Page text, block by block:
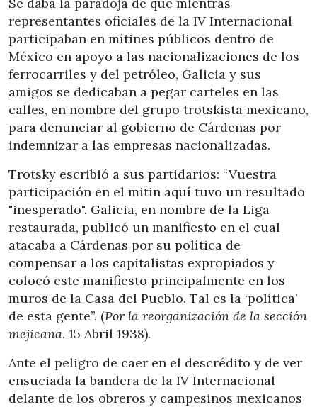
representantes oficiales de la IV Internacional
participaban en mítines públicos dentro de
México en apoyo a las nacionalizaciones de los
ferrocarriles y del petróleo, Galicia y sus
amigos se dedicaban a pegar carteles en las
calles, en nombre del grupo trotskista mexicano,
para denunciar al gobierno de Cárdenas por
indemnizar a las empresas nacionalizadas.
Trotsky escribió a sus partidarios: “Vuestra
participación en el mitin aquí tuvo un resultado
"inesperado". Galicia, en nombre de la Liga
restaurada, publicó un manifiesto en el cual
atacaba a Cárdenas por su política de
compensar a los capitalistas expropiados y
colocó este manifiesto principalmente en los
muros de la Casa del Pueblo. Tal es la ‘política’
de esta gente”. (Por la reorganización de la sección
mejicana. 15 Abril 1938).
Ante el peligro de caer en el descrédito y de ver
ensuciada la bandera de la IV Internacional
delante de los obreros y campesinos mexicanos